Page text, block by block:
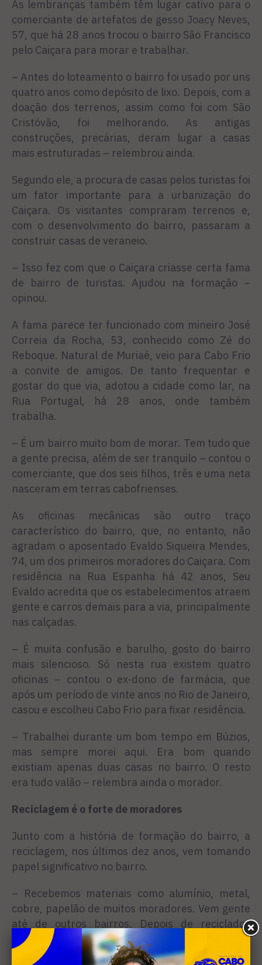
As lembranças também têm lugar cativo para o
comerciante de artefatos de gesso Joacy Neves,
57, que há 28 anos trocou o bairro São Francisco
pelo Caiçara para morar e trabalhar.
– Antes do loteamento o bairro foi usado por uns
quatro anos como depósito de lixo. Depois, com a
doação dos terrenos, assim como foi com São
Cristóvão, foi melhorando. As antigas
construções, precárias, deram lugar a casas
mais estruturadas – relembrou ainda.
Segundo ele, a procura de casas pelos turistas foi
um fator importante para a urbanização do
Caiçara. Os visitantes compraram terrenos e,
com o desenvolvimento do bairro, passaram a
construir casas de veraneio.
– Isso fez com que o Caiçara criasse certa fama
de bairro de turistas. Ajudou na formação –
opinou.
A fama parece ter funcionado com mineiro José
Correia da Rocha, 53, conhecido como Zé do
Reboque. Natural de Muriaé, veio para Cabo Frio
a convite de amigos. De tanto frequentar e
gostar do que via, adotou a cidade como lar, na
Rua Portugal, há 28 anos, onde também
trabalha.
– É um bairro muito bom de morar. Tem tudo que
a gente precisa, além de ser tranquilo – contou o
comerciante, que dos seis filhos, três e uma neta
nasceram em terras cabofrienses.
As oficinas mecânicas são outro traço
característico do bairro, que, no entanto, não
agradam o aposentado Evaldo Siqueira Mendes,
74, um dos primeiros moradores do Caiçara. Com
residência na Rua Espanha há 42 anos, Seu
Evaldo acredita que os estabelecimentos atraem
gente e carros demais para a via, principalmente
nas calçadas.
– É muita confusão e barulho, gosto do bairro
mais silencioso. Só nesta rua existem quatro
oficinas – contou o ex-dono de farmácia, que
após um período de vinte anos no Rio de Janeiro,
casou e escolheu Cabo Frio para fixar residência.
– Trabalhei durante um bom tempo em Búzios,
mas sempre morei aqui. Era bom quando
existiam apenas duas casas no bairro. O resto
era tudo valão – relembra ainda o morador.
Reciclagem é o forte de moradores
Junto com a história de formação do bairro, a
reciclagem, nos últimos dez anos, vem tomando
papel significativo no bairro.
– Recebemos materiais como alumínio, metal,
cobre, papelão de muitos moradores. Vem gente
até de outros bairros. Depois de reciclados
mandamos para o Rio – explicou Aline Rodrigues,
que administra o depósito.